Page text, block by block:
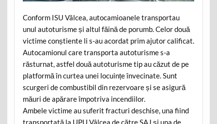
Conform ISU Vâlcea, autocamioanele transportau
unul autoturisme și altul făină de porumb. Celor două
victime conștiente li s-au acordat prim ajutor calificat.
Autocamionul care transporta autoturisme s-a
răsturnat, astfel două autoturisme tip au căzut de pe
platformă în curtea unei locuințe învecinate. Sunt
scurgeri de combustibil din rezervoare și se asigură
măuri de apărare împotriva incendiilor.
Ambele victime au suferit fracturi deschise, una fiind
transportată la UPU Vâlcea de către SAJ și una de